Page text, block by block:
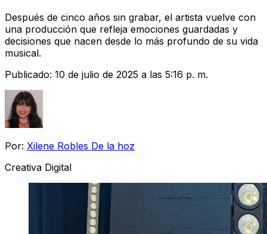
Después de cinco años sin grabar, el artista vuelve con
una producción que refleja emociones guardadas y
decisiones que nacen desde lo más profundo de su vida
musical.
Publicado: 10 de julio de 2025 a las 5:16 p. m.
Por: Xilene Robles De la hoz
Creativa Digital